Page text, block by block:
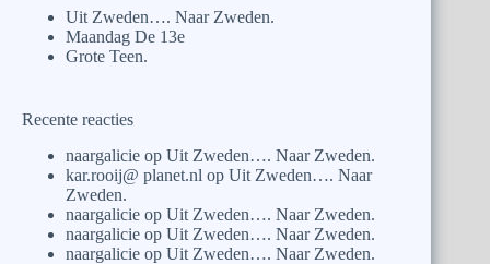
Uit Zweden…. Naar Zweden.
Maandag De 13e
Grote Teen.
Recente reacties
naargalicie op Uit Zweden…. Naar Zweden.
kar.rooij@ planet.nl op Uit Zweden…. Naar
Zweden.
naargalicie op Uit Zweden…. Naar Zweden.
naargalicie op Uit Zweden…. Naar Zweden.
naargalicie op Uit Zweden…. Naar Zweden.